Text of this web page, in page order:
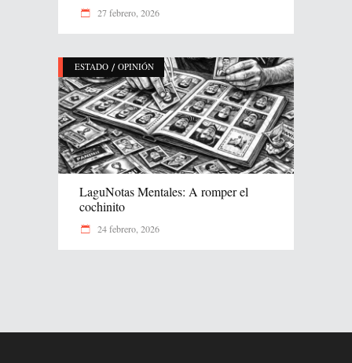
27 febrero, 2026
ESTADO / OPINIÓN
LaguNotas Mentales: A romper el
cochinito
24 febrero, 2026